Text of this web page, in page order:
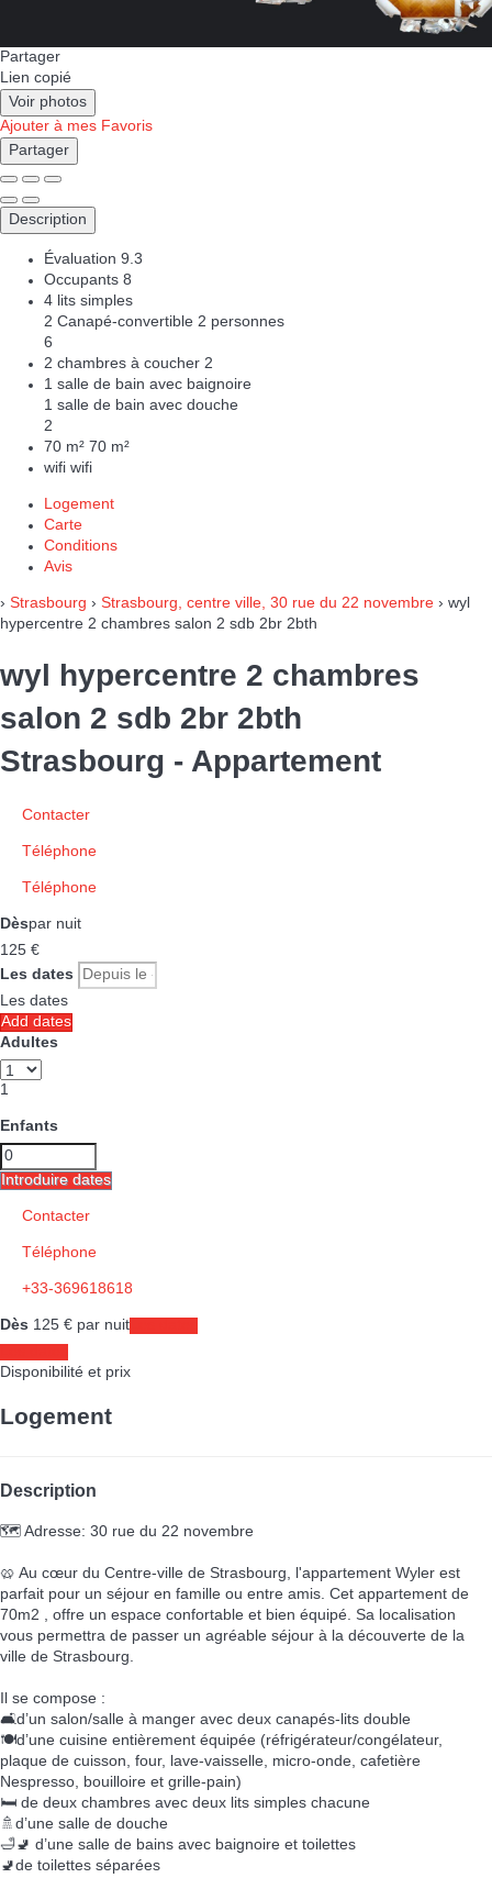
Partager
Lien copié
Voir photos
Ajouter à mes Favoris
Partager
Description
Évaluation 9.3
Occupants 8
4 lits simples
2 Canapé-convertible 2 personnes
6
2 chambres à coucher 2
1 salle de bain avec baignoire
1 salle de bain avec douche
2
70 m² 70 m²
wifi wifi
Logement
Carte
Conditions
Avis
› Strasbourg › Strasbourg, centre ville, 30 rue du 22 novembre › wyl
hypercentre 2 chambres salon 2 sdb 2br 2bth
wyl hypercentre 2 chambres
salon 2 sdb 2br 2bth
Strasbourg - Appartement
Contacter
Téléphone
Téléphone
Dèspar nuit
125 €
Les dates
Les dates
Add dates
Adultes
1
Enfants
Introduire dates
Contacter
Téléphone
+33-369618618
Dès 125 € par nuit
Disponibilité et prix
Logement
Description
🗺️ Adresse: 30 rue du 22 novembre
🥨 Au cœur du Centre-ville de Strasbourg, l'appartement Wyler est
parfait pour un séjour en famille ou entre amis. Cet appartement de
70m2 , offre un espace confortable et bien équipé. Sa localisation
vous permettra de passer un agréable séjour à la découverte de la
ville de Strasbourg.
Il se compose :
🛋️d’un salon/salle à manger avec deux canapés-lits double
🍽️d’une cuisine entièrement équipée (réfrigérateur/congélateur,
plaque de cuisson, four, lave-vaisselle, micro-onde, cafetière
Nespresso, bouilloire et grille-pain)
🛏️ de deux chambres avec deux lits simples chacune
🚿d’une salle de douche
🛁🚽 d’une salle de bains avec baignoire et toilettes
🚽de toilettes séparées